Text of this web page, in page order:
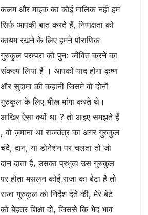
कलम और माइक का कोई मालिक नही हम
सिर्फ आपकी बात करते हैं, निष्पक्षता को
कायम रखने के लिए हमने पौराणिक
गुरुकुल परम्परा को पुनः जीवित करने का
संकल्प लिया है । आपको याद होगा कृष्ण
और सुदामा की कहानी जिसमे वो दोनों
गुरुकुल के लिए भीख मांगा करते थे।
आखिर ऐसा क्यों था ? तो आइए समझते हैं
, वो ज़माना था राजतंत्र का अगर गुरुकुल
चंदे, दान, या डोनेशन पर चलता तो जो
दान दाता है, उसका प्रभुत्व उस गुरुकुल
पर होता मसलन कोई राजा का बेटा है तो
राजा गुरुकुल को निर्देश देते की, मेरे बेटे
को बेहतर शिक्षा दो, जिससे कि भेद भाव